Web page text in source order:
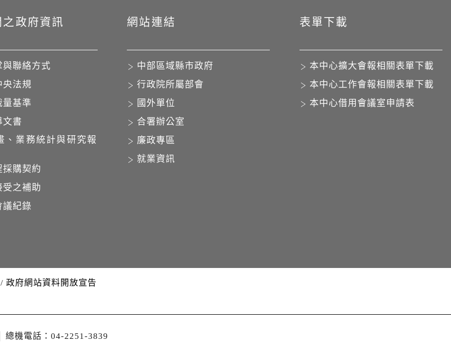
之政府資訊
與聯絡方式
央法規
量基準
文書
、業務統計與研究報
採購契約
受之補助
議紀錄
網站連結
中部區域縣市政府
行政院所屬部會
國外單位
合署辦公室
廉政專區
就業資訊
表單下載
本中心擴大會報相關表單下載
本中心工作會報相關表單下載
本中心借用會議室申請表
/ 政府網站資料開放宣告
總機電話：04-2251-3839